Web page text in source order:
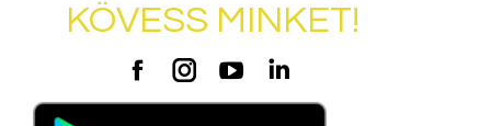
KÖVESS MINKET!
Potzak
Facebook
Potzak
Instagram
Potzak
Youtube
Potzak
LinkedIn